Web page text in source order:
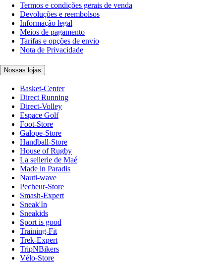
Termos e condições gerais de venda
Devoluções e reembolsos
Informação legal
Meios de pagamento
Tarifas e opções de envio
Nota de Privacidade
Nossas lojas
Basket-Center
Direct Running
Direct-Volley
Espace Golf
Foot-Store
Galope-Store
Handball-Store
House of Rugby
La sellerie de Maé
Made in Paradis
Nauti-wave
Pecheur-Store
Smash-Expert
Sneak'In
Sneakids
Sport is good
Training-Fit
Trek-Expert
TripNBikers
Vélo-Store